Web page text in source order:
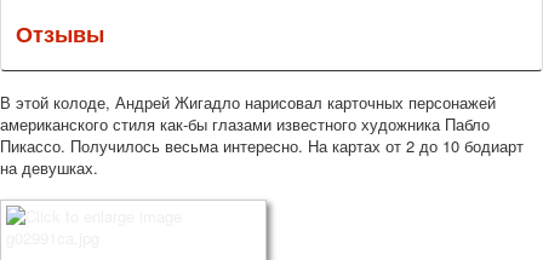
Отзывы
В этой колоде, Андрей Жигадло нарисовал карточных персонажей
американского стиля как-бы глазами известного художника Пабло
Пикассо. Получилось весьма интересно. На картах от 2 до 10 бодиарт
на девушках.